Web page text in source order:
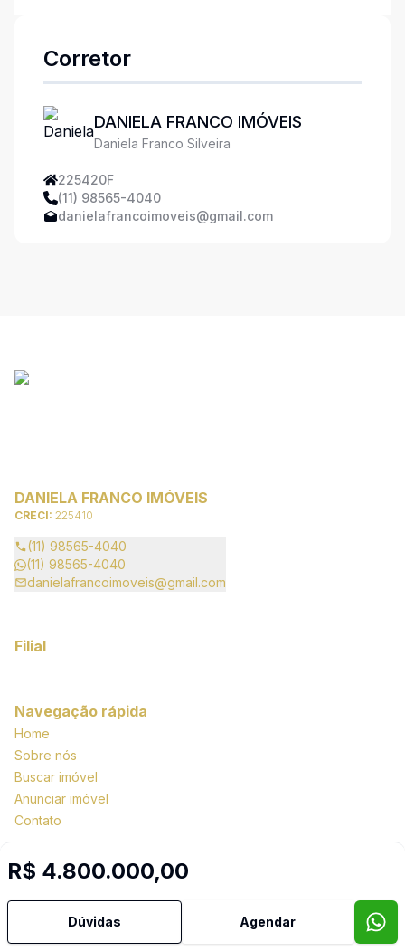
Corretor
DANIELA FRANCO IMÓVEIS
Daniela Franco Silveira
225420F
(11) 98565-4040
danielafrancoimoveis@gmail.com
R$ 4.800.000,00
Dúvidas Agendar
DANIELA FRANCO IMÓVEIS
CRECI: 225410
(11) 98565-4040
(11) 98565-4040
danielafrancoimoveis@gmail.com
Filial
Navegação rápida
Home
Sobre nós
Buscar imóvel
Anunciar imóvel
Contato
Selo de Tecnologia Loft